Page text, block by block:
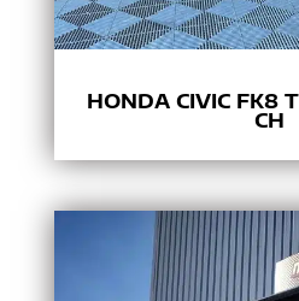
HONDA CIVIC FK8
CH